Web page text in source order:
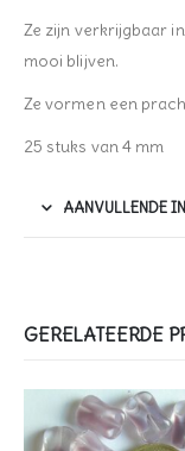
Ze zijn verkrijgbaar
mooi blijven.
Ze vormen een
25 stuks van 4 mm
AANVULLENDE
GERELATEERDE